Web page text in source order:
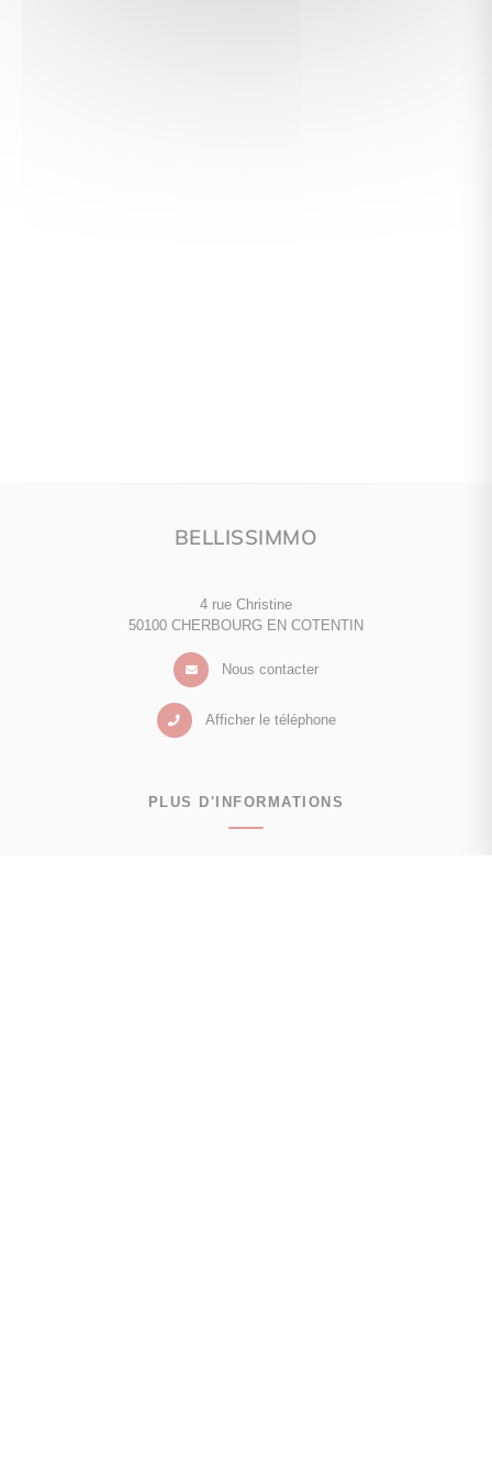
BELLISSIMMO
4 rue Christine
50100 CHERBOURG EN COTENTIN
Nous contacter
Afficher le téléphone
PLUS D'INFORMATIONS